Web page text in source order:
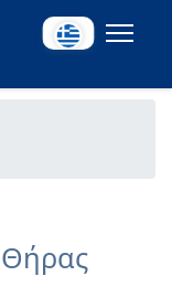
Θήρας